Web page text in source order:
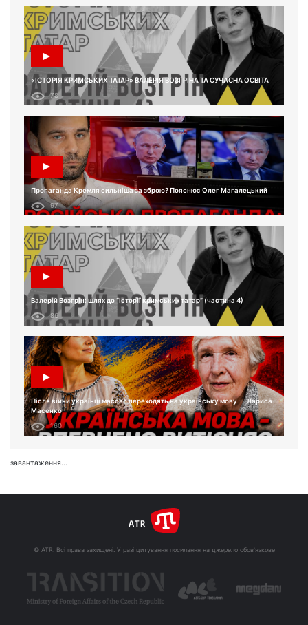
«ІСТОРІЯ КРИМСЬКИХ ТАТАР» ВАЛЕРІЯ ВОЗГРІНА ТА СУЧАСНА ОСВІТА
78
Пропаганда Кремля сильніша за зброю? Пояснює Олег Магалецький
97
Валерій Возгрін: шлях до “Історії кримських татар” (частина 4)
86
Після війни українці масово переходять на українську мову — Лариса
Масенко
160
завантаження...
© ATR. Всі права захищені. У разі цитування посилання на джерело обов'язкове